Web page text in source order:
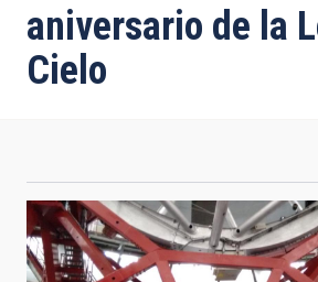
aniversario de la
Cielo